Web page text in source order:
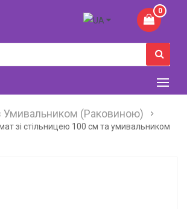
0
Умивальником (Раковиною)
зі стільницею 100 см та умивальником